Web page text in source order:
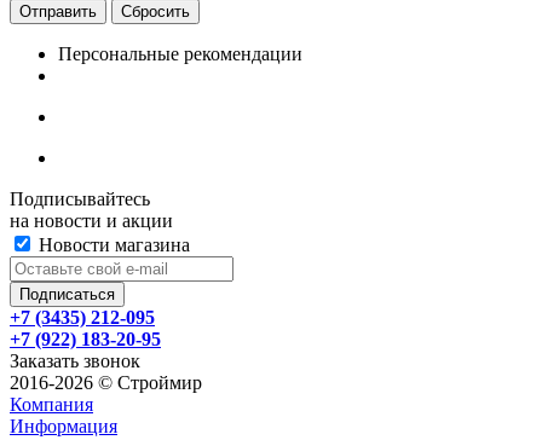
Сбросить
Персональные рекомендации
Подписывайтесь
на новости и акции
Новости магазина
+7 (3435) 212-095
+7 (922) 183-20-95
Заказать звонок
2016-2026 © Строймир
Компания
Информация